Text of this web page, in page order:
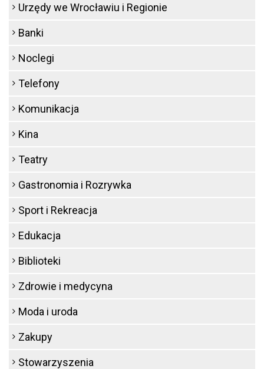
Urzędy we Wrocławiu i Regionie
Banki
Noclegi
Telefony
Komunikacja
Kina
Teatry
Gastronomia i Rozrywka
Sport i Rekreacja
Edukacja
Biblioteki
Zdrowie i medycyna
Moda i uroda
Zakupy
Stowarzyszenia